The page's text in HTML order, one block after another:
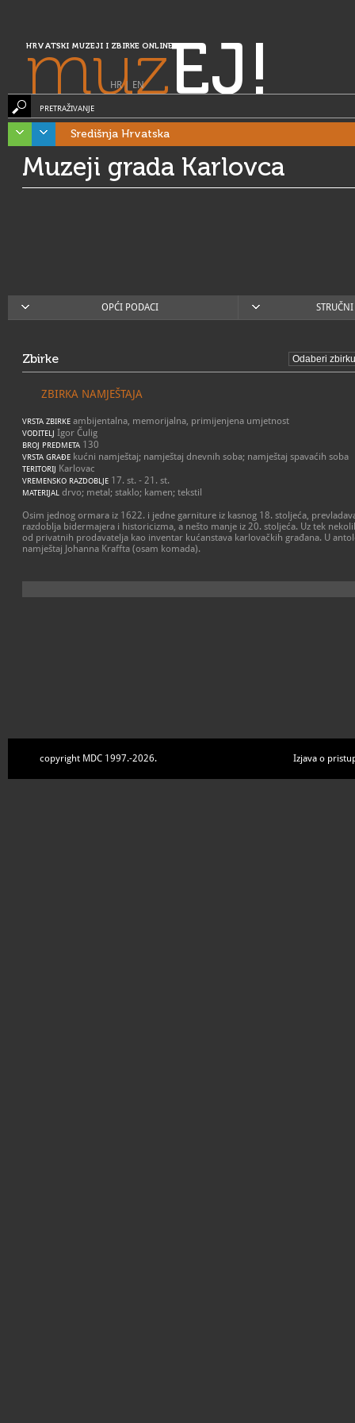
HRVATSKI MUZEJI I ZBIRKE ONLINE
muzEJ!
HR| EN
PRETRAŽIVANJE
Središnja Hrvatska
Muzeji grada Karlovca
OPĆI PODACI
Zbirke
ZBIRKA NAMJEŠTAJA
VRSTA ZBIRKE ambijentalna, memorijalna, primijenjena umjetnost
VODITELJ Igor Čulig
BROJ PREDMETA 130
VRSTA GRAĐE kućni namještaj; namještaj dnevnih soba; namještaj spavaćih soba
TERITORIJ Karlovac
VREMENSKO RAZDOBLJE 17. st. - 21. st.
MATERIJAL drvo; metal; staklo; kamen; tekstil
Osim jednog ormara iz 1622. i jedne garniture iz kasnog 18. stoljeća,
razdoblja bidermajera i historicizma, a nešto manje iz 20. stoljeća. Uz tek
od privatnih prodavatelja kao inventar kućanstava karlovačkih građana. U
namještaj Johanna Kraffta (osam komada).
copyright MDC 1997.-2026. Izjava o